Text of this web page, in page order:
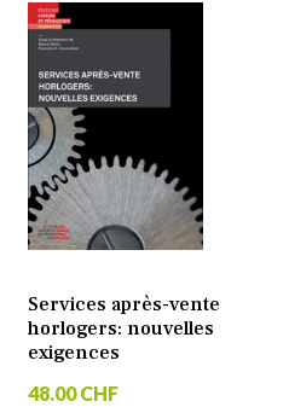
Services après-vente
horlogers: nouvelles
exigences
48.00 CHF